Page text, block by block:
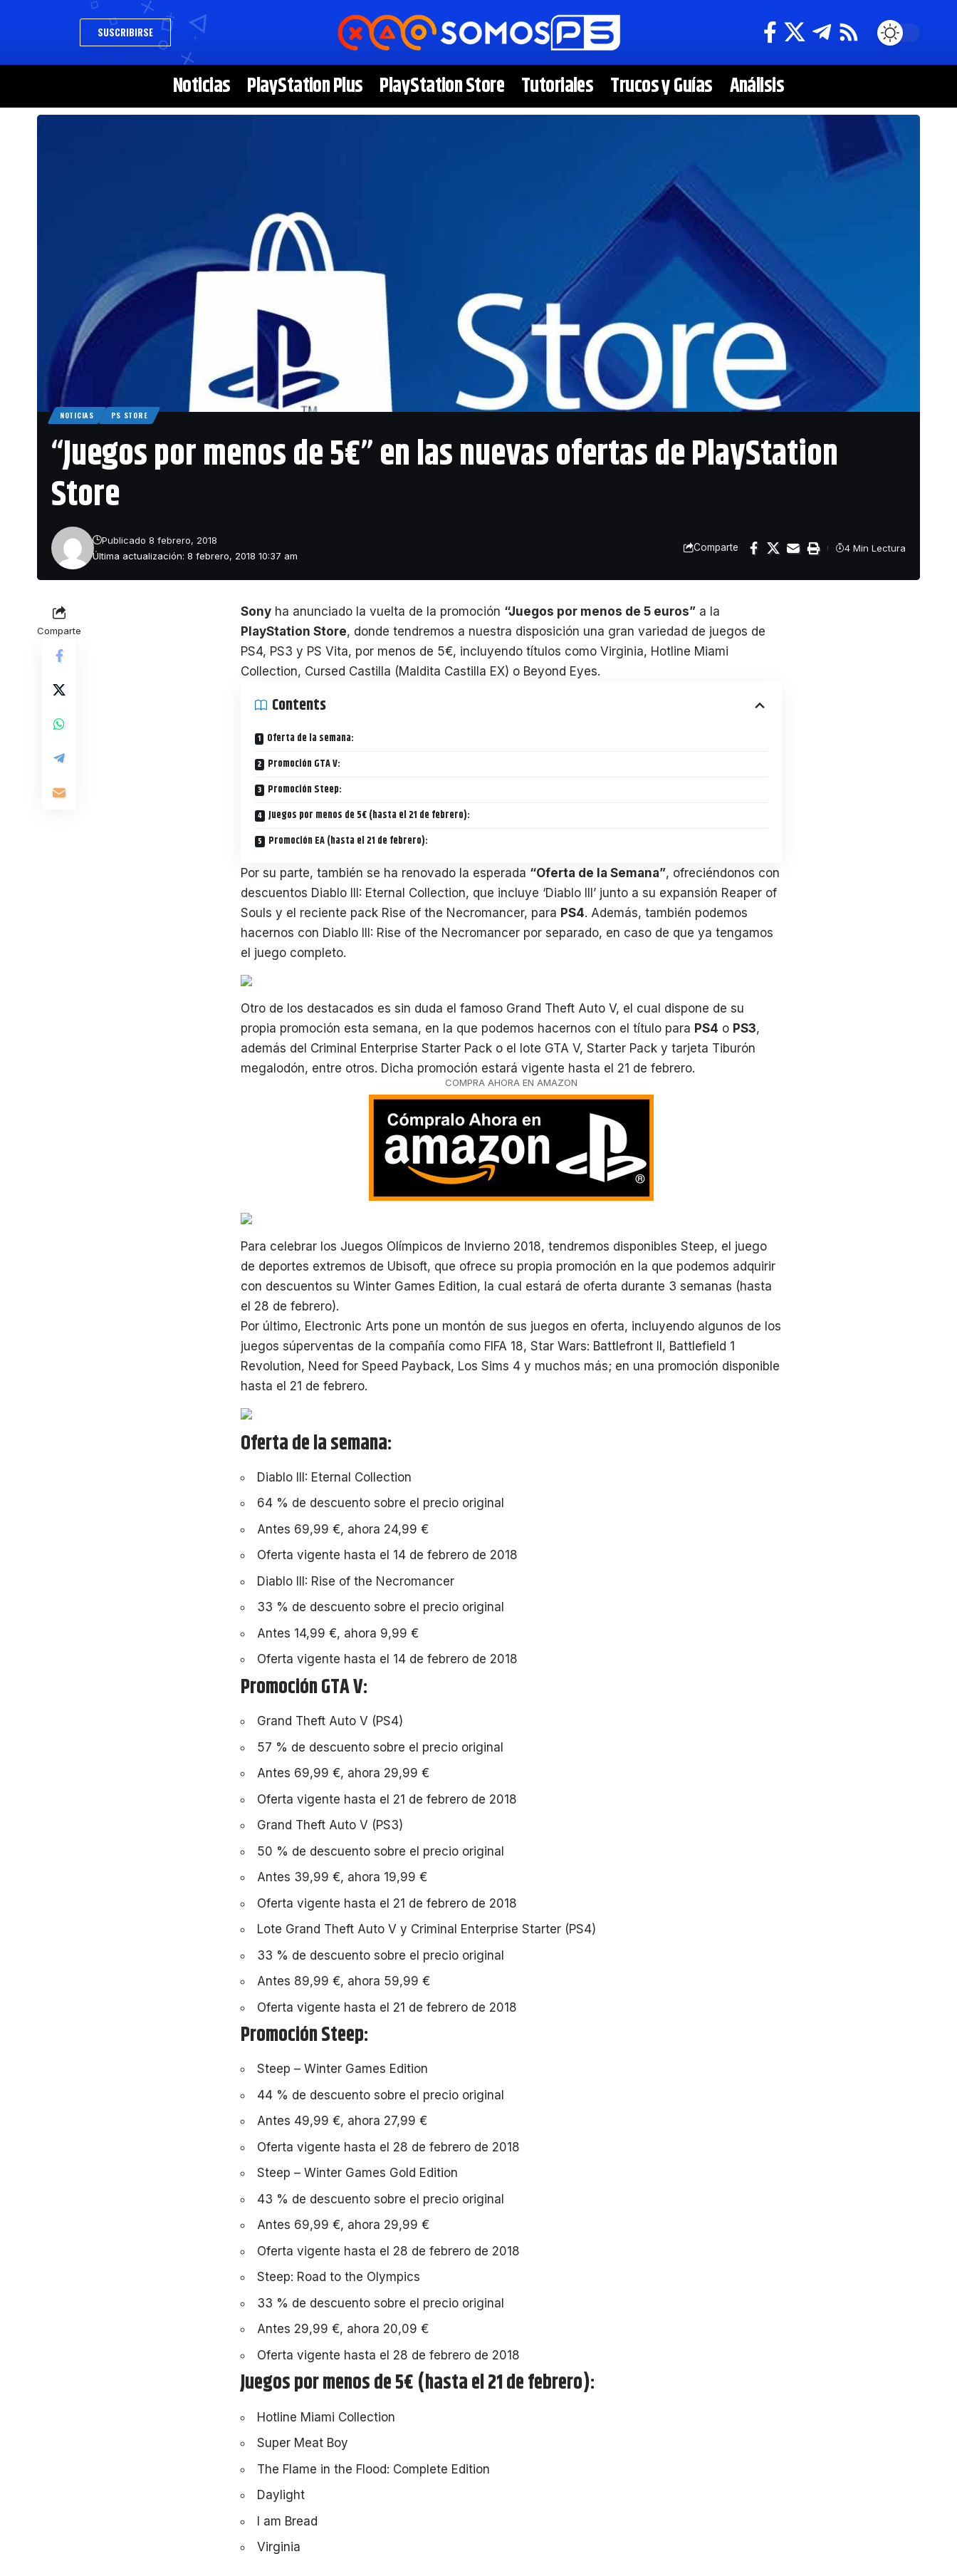
SUSCRIBIRSE
Noticias PlayStation Plus PlayStation Store Tutoriales Trucos y Guías Análisis
NOTICIAS PS STORE
“Juegos por menos de 5€” en las nuevas ofertas de PlayStation
Store
Última actualización: 8 febrero, 2018 10:37 am
Publicado 8 febrero, 2018
Comparte 4 Min Lectura
Comparte
Sony ha anunciado la vuelta de la promoción “Juegos por menos de 5 euros” a la
PlayStation Store, donde tendremos a nuestra disposición una gran variedad de juegos de
PS4, PS3 y PS Vita, por menos de 5€, incluyendo títulos como Virginia, Hotline Miami
Collection, Cursed Castilla (Maldita Castilla EX) o Beyond Eyes.
Contents
Oferta de la semana:
Promoción GTA V:
Promoción Steep:
Juegos por menos de 5€ (hasta el 21 de febrero):
Promoción EA (hasta el 21 de febrero):
Por su parte, también se ha renovado la esperada “Oferta de la Semana”, ofreciéndonos con
descuentos Diablo III: Eternal Collection, que incluye ‘Diablo III’ junto a su expansión Reaper of
Souls y el reciente pack Rise of the Necromancer, para PS4. Además, también podemos
hacernos con Diablo III: Rise of the Necromancer por separado, en caso de que ya tengamos
el juego completo.
Otro de los destacados es sin duda el famoso Grand Theft Auto V, el cual dispone de su
propia promoción esta semana, en la que podemos hacernos con el título para PS4 o PS3,
además del Criminal Enterprise Starter Pack o el lote GTA V, Starter Pack y tarjeta Tiburón
megalodón, entre otros. Dicha promoción estará vigente hasta el 21 de febrero.
COMPRA AHORA EN AMAZON
Para celebrar los Juegos Olímpicos de Invierno 2018, tendremos disponibles Steep, el juego
de deportes extremos de Ubisoft, que ofrece su propia promoción en la que podemos adquirir
con descuentos su Winter Games Edition, la cual estará de oferta durante 3 semanas (hasta
el 28 de febrero).
Por último, Electronic Arts pone un montón de sus juegos en oferta, incluyendo algunos de los
juegos súperventas de la compañía como FIFA 18, Star Wars: Battlefront II, Battlefield 1
Revolution, Need for Speed Payback, Los Sims 4 y muchos más; en una promoción disponible
hasta el 21 de febrero.
Oferta de la semana:
Diablo III: Eternal Collection
64 % de descuento sobre el precio original
Antes 69,99 €, ahora 24,99 €
Oferta vigente hasta el 14 de febrero de 2018
Diablo III: Rise of the Necromancer
33 % de descuento sobre el precio original
Antes 14,99 €, ahora 9,99 €
Oferta vigente hasta el 14 de febrero de 2018
Promoción GTA V:
Grand Theft Auto V (PS4)
57 % de descuento sobre el precio original
Antes 69,99 €, ahora 29,99 €
Oferta vigente hasta el 21 de febrero de 2018
Grand Theft Auto V (PS3)
50 % de descuento sobre el precio original
Antes 39,99 €, ahora 19,99 €
Oferta vigente hasta el 21 de febrero de 2018
Lote Grand Theft Auto V y Criminal Enterprise Starter (PS4)
33 % de descuento sobre el precio original
Antes 89,99 €, ahora 59,99 €
Oferta vigente hasta el 21 de febrero de 2018
Promoción Steep:
Steep – Winter Games Edition
44 % de descuento sobre el precio original
Antes 49,99 €, ahora 27,99 €
Oferta vigente hasta el 28 de febrero de 2018
Steep – Winter Games Gold Edition
43 % de descuento sobre el precio original
Antes 69,99 €, ahora 29,99 €
Oferta vigente hasta el 28 de febrero de 2018
Steep: Road to the Olympics
33 % de descuento sobre el precio original
Antes 29,99 €, ahora 20,09 €
Oferta vigente hasta el 28 de febrero de 2018
Juegos por menos de 5€ (hasta el 21 de febrero):
Hotline Miami Collection
Super Meat Boy
The Flame in the Flood: Complete Edition
Daylight
I am Bread
Virginia